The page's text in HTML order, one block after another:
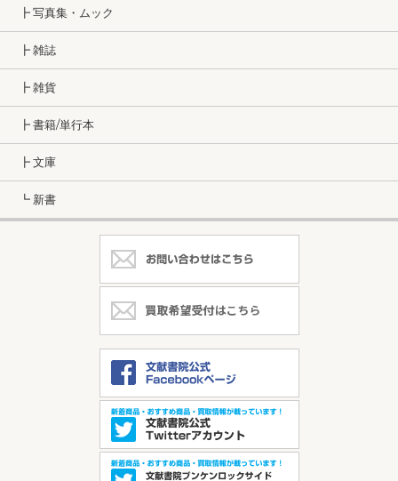
┣ 写真集・ムック
┣ 雑誌
┣ 雑貨
┣ 書籍/単行本
┣ 文庫
┗ 新書